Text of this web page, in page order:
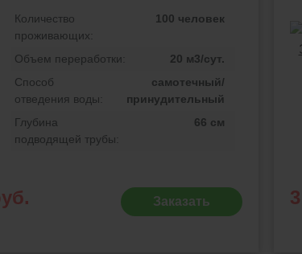
Количество
проживающих:
100 человек
Объем переработки:
20 м3/сут.
Способ
отведения воды:
самотечный/
принудительный
Глубина
подводящей трубы:
66 см
Заказать